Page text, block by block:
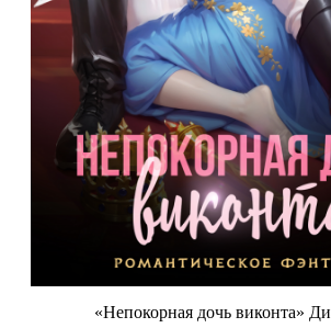
«Непокорная дочь виконта»